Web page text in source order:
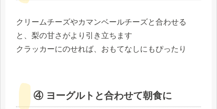
クリームチーズやカマンベールチーズと合わせる
と、梨の甘さがより引き立ちます
クラッカーにのせれば、おもてなしにもぴったり
④ ヨーグルトと合わせて朝食に